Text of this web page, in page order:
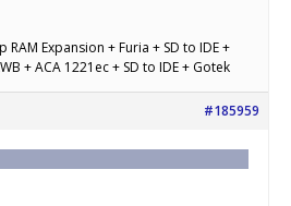
RAM Expansion + Furia + SD to IDE +
+ ACA 1221ec + SD to IDE + Gotek
#185959